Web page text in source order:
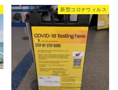
新型コロナウィルス